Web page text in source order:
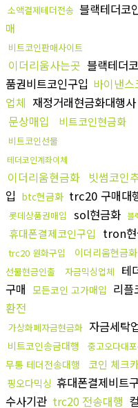
소액결제테더전송 블랙테더코
매
비트코인판매사이트
이더리움사는곳 블랙테더
품권비트코인구입 바이낸
업체 재정거래현금화대행사
문상매입
비트코인현금화
비트코인선물
테더코인계좌이체
이더리움현금화 빗썸코인
입 btc현금화 trc20 구매대
롯데상품권매입 sol현금화 블
휴대폰결제코인구입 tron현
trc20 원화구입 이더리움현금화
선물현금인출
자금믹싱업체 테
구매 모든코인 고가매입 리플
환전
가상화폐자금현금화 자금세탁
비트코인송금대행 중고오다대
무통 테더전송대행
코인 체크
핑오다믹싱 휴대폰결제비트
수사기관 trc20 전송대행